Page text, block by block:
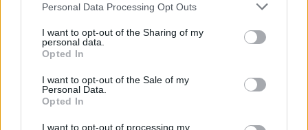
Personal Data Processing Opt Outs
I want to opt-out of the Sharing of my
personal data.
Opted In
I want to opt-out of the Sale of my
Personal Data.
Opted In
I want to opt-out of processing my
Esim for Global|Esim for Europe|
Esim for Caribbean